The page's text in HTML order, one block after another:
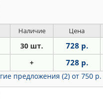
Наличие Цена
30 шт. 728 р.
+ 728 р.
предложения (2) от 750 р.